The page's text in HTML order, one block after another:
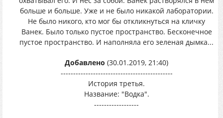
больше и больше. Уже и не было никакой лаборатории.
Не было никого, кто мог бы откликнуться на кличку
Ванек. Было только пустое пространство. Бесконечное
пустое пространство. И наполняла его зеленая дымка...
Добавлено (30.01.2019, 21:40)
---------------------------------------------
История третья.
Название: "Водка".
------------------